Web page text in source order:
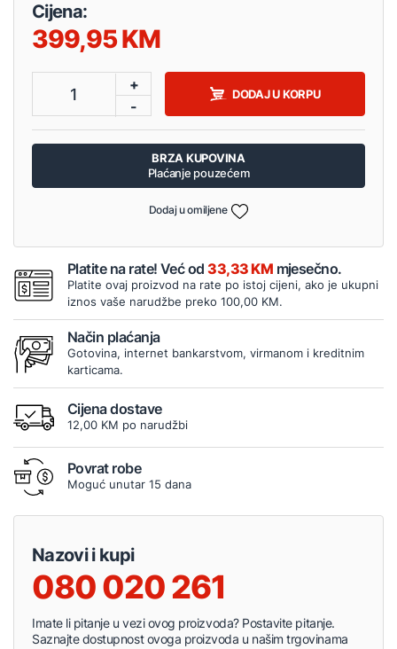
Cijena:
399,95
1
+
-
DODAJ U KORPU
BRZA KUPOVINA
Plaćanje pouzećem
Dodaj u omiljene
Platite na rate! Već od33,33 KM mjesečno.
Platite ovaj proizvod na rate po istoj cijeni, ako je ukupni
iznos vaše narudžbe preko 100,00 KM.
Način plaćanja
Gotovina, internet bankarstvom, virmanom i kreditnim
karticama.
Cijena dostave
12,00 KM po narudžbi
Povrat robe
Moguć unutar 15 dana
Nazovi i kupi
080 020 261
Imate li pitanje u vezi ovog proizvoda? Postavite pitanje.
Saznajte dostupnost ovoga proizvoda u našim trgovinama